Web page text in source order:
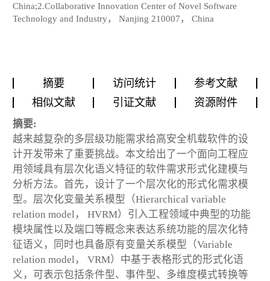
China;2.Collaborative Innovation Center of Novel Software
Technology and Industry， Nanjing 210007， China
摘要 访问统计
参考文献
相似文献
引证文献 资源附件
摘要:
越来越复杂的多层级功能需求给高安全机载软件的设
计开发带来了重要挑战。本文给出了一个面向工程应
用领域具有层次化语义特征的软件需求形式化建模与
分析方法。首先，设计了一个层次化的形式化需求模
型。层次化变量关系模型（Hierarchical variable
relation model， HVRM）引入工程领域中典型的功能
模块属性以及端口等概念来表达系统功能的层次化特
征语义，同时也具备原有变量关系模型（Variable
relation model， VRM）中基于表格形式的形式化语
义，可表示包括条件型、事件型、多维度模式转换等